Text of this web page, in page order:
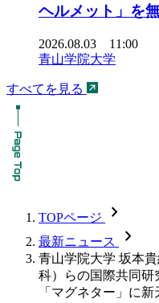
ヘルメット」を
2026.08.03 11:00
青山学院大学
すべてを見る
TOPページ chevron_forward
最新ニュース chevron_forward
青山学院大学 坂本
科）らの国際共同研
「マグネター」に